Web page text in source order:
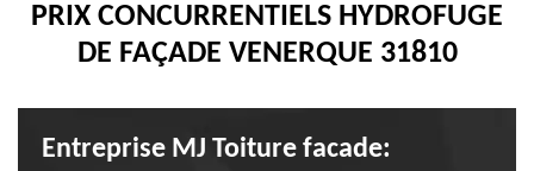
PRIX CONCURRENTIELS HYDROFUGE
DE FAÇADE VENERQUE 31810
Entreprise MJ Toiture facade: